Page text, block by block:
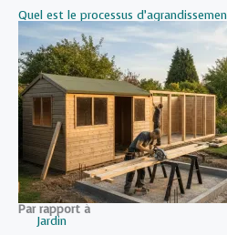
Quel est le processus
Par rapport à
Jardin